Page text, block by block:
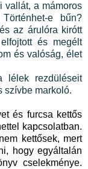
vallát, a mámoros
e bűn?
az árulóra kirótt
és megélt
és valóság, élet
lélek rezdüléseit
szívbe markoló.
és furcsa kettős
kapcsolatban.
kettősek, mert
hogy egyáltalán
cselekménye.